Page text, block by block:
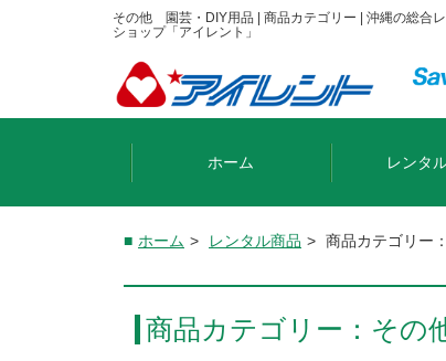
その他 園芸・DIY用品 | 商品カテゴリー | 沖縄の総合
ショップ「アイレント」
ホーム レンタ
ホーム > レンタル商品 > 商品カテゴリー
商品カテゴリー：そ